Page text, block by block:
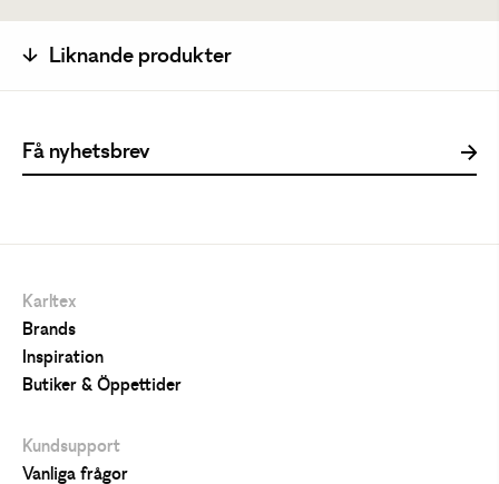
Liknande produkter
Karltex
Brands
Inspiration
Butiker & Öppettider
Kundsupport
Vanliga frågor